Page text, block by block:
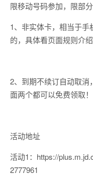
限移动号码参加，限部
1、非实体卡，相当于
的，具体看页面规则介绍
2、到期不续订自动取
面两个都可以免费领取！
活动地址
活动1：https://
2777961